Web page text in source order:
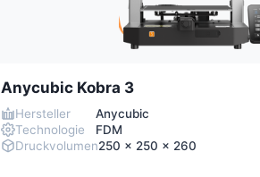
Anycubic Kobra 3
Hersteller
Anycubic
Technologie
FDM
Druckvolumen250 x 250 x 260